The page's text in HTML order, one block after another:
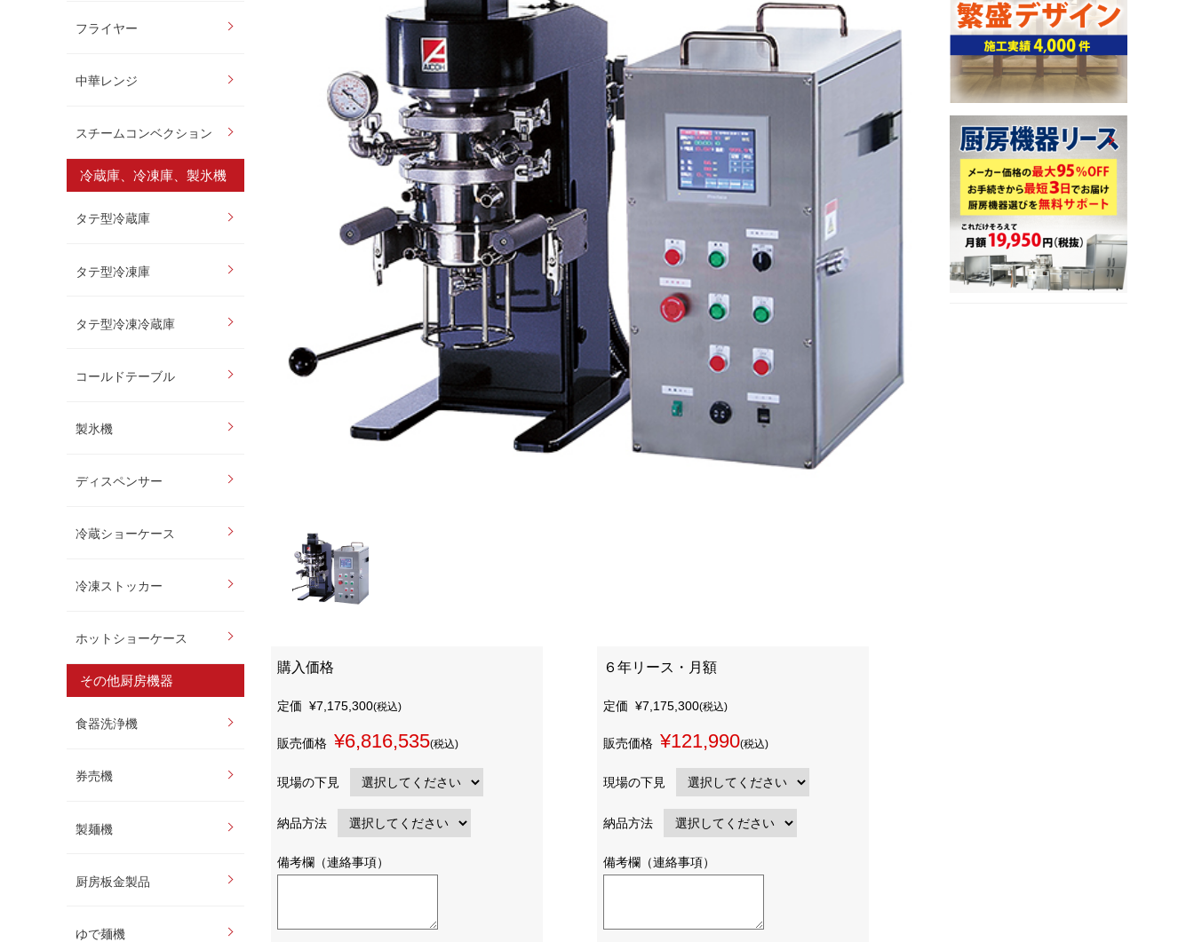
フライヤー
中華レンジ
スチームコンベクション
冷蔵庫、冷凍庫、製氷機
タテ型冷蔵庫
タテ型冷凍庫
タテ型冷凍冷蔵庫
コールドテーブル
製氷機
ディスペンサー
冷蔵ショーケース
冷凍ストッカー
ホットショーケース
その他厨房機器
食器洗浄機
券売機
製麺機
厨房板金製品
ゆで麺機
購入価格
定価 ¥7,175,300(税込)
販売価格 ¥6,816,535(税込)
現場の下見
納品方法
備考欄（連絡事項）
６年リース・月額
定価 ¥7,175,300(税込)
販売価格 ¥121,990(税込)
現場の下見
納品方法
備考欄（連絡事項）